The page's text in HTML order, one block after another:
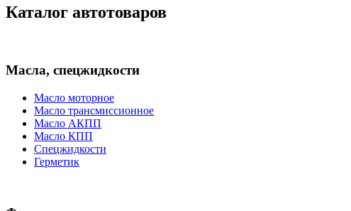
Каталог автотоваров
Масла, спецжидкости
Масло моторное
Масло трансмиссионное
Масло АКПП
Масло КПП
Спецжидкости
Герметик